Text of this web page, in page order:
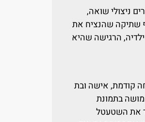
ניצולי שואה,
שתיקה שהנציח את
הרגישה שהיא
קודמת, אישה ובת
בתמונת
את השטעטל